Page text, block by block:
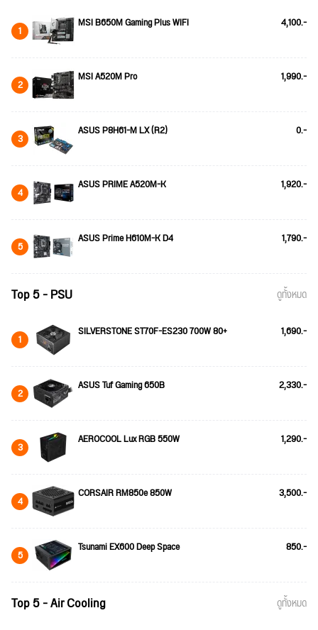
1 MSI B650M Gaming Plus WIFI 4,100.-
2 MSI A520M Pro 1,990.-
3 ASUS P8H61-M LX (R2) 0.-
4 ASUS PRIME A520M-K 1,920.-
5 ASUS Prime H610M-K D4 1,790.-
Top 5 - PSU ดูทั้งหมด
1 SILVERSTONE ST70F-ES230 700W 80+ 1,690.-
2 ASUS Tuf Gaming 650B 2,330.-
3 AEROCOOL Lux RGB 550W 1,290.-
4 CORSAIR RM850e 850W 3,500.-
5 Tsunami EX600 Deep Space 850.-
Top 5 - Air Cooling ดูทั้งหมด